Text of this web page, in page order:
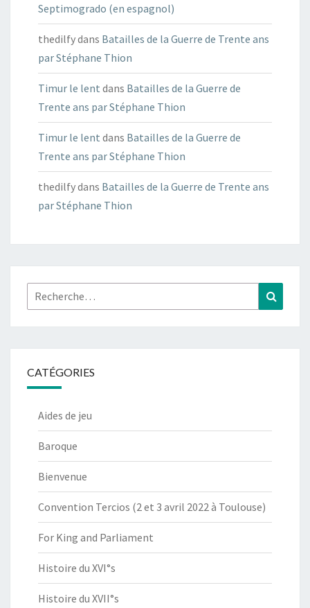
Septimogrado (en espagnol)
thedilfydans Batailles de la Guerre de Trente ans
par Stéphane Thion
Timur le lent dans Batailles de la Guerre de
Trente ans par Stéphane Thion
Timur le lent dans Batailles de la Guerre de
Trente ans par Stéphane Thion
thedilfydans Batailles de la Guerre de Trente ans
par Stéphane Thion
Rechercher :
CATÉGORIES
Aides de jeu
Baroque
Bienvenue
Convention Tercios (2 et 3 avril 2022 à Toulouse)
For King and Parliament
Histoire du XVI°s
Histoire du XVII°s